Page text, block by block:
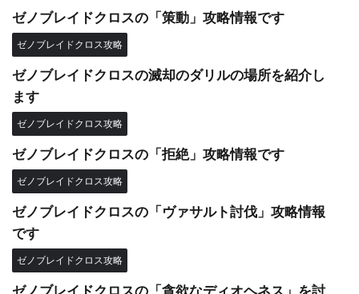
ゼノブレイドクロスの「策動」攻略情報です
ゼノブレイドクロス攻略
ゼノブレイドクロスの滅却のダリルの場所を紹介し
ます
ゼノブレイドクロス攻略
ゼノブレイドクロスの「拒絶」攻略情報です
ゼノブレイドクロス攻略
ゼノブレイドクロスの「ヴァサルト討伐」攻略情報
です
ゼノブレイドクロス攻略